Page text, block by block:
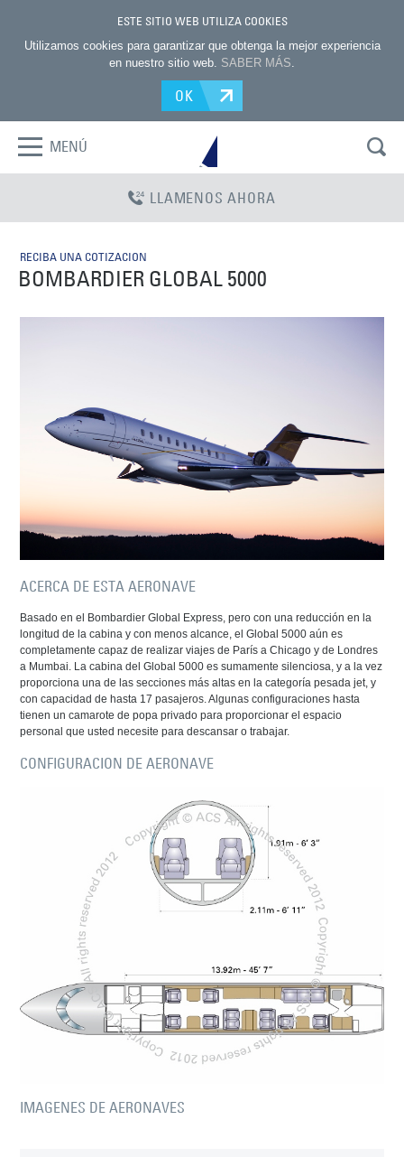
ESTE SITIO WEB UTILIZA COOKIES
Utilizamos cookies para garantizar que obtenga la mejor experiencia
en nuestro sitio web. SABER MÁS.
OK
MENÚ
LLAMENOS AHORA
RECIBA UNA COTIZACION
BOMBARDIER GLOBAL 5000
ACERCA DE ESTA AERONAVE
Basado en el Bombardier Global Express, pero con una reducción en la
longitud de la cabina y con menos alcance, el Global 5000 aún es
completamente capaz de realizar viajes de París a Chicago y de Londres
a Mumbai. La cabina del Global 5000 es sumamente silenciosa, y a la vez
proporciona una de las secciones más altas en la categoría pesada jet, y
con capacidad de hasta 17 pasajeros. Algunas configuraciones hasta
tienen un camarote de popa privado para proporcionar el espacio
personal que usted necesite para descansar o trabajar.
CONFIGURACION DE AERONAVE
IMAGENES DE AERONAVES